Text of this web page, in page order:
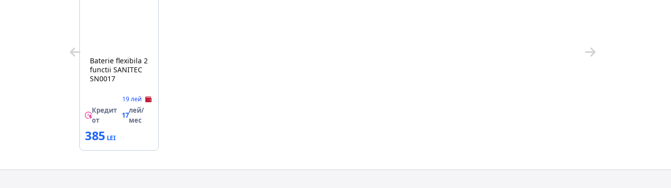
Baterie flexibila 2
functii SANITEC
SN0017
19 лей
Кредит
от
17
лей/
мес
385